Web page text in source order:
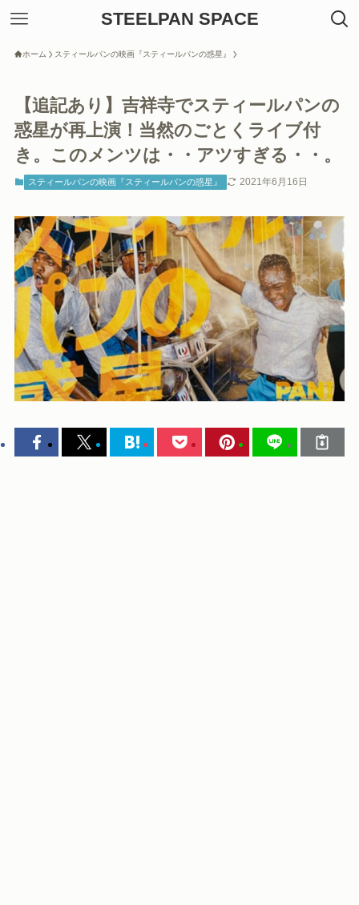
STEELPAN SPACE
ホーム スティールパンの映画『スティールパンの惑星』
【追記あり】吉祥寺でスティールパンの
惑星が再上演！当然のごとくライブ付
き。このメンツは・・アツすぎる・・。
スティールパンの映画『スティールパンの惑星』 2021年6月16日